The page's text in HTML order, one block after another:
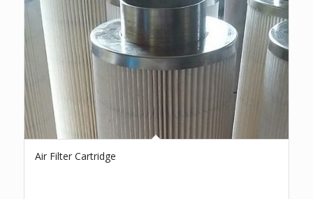
Air Filter Cartridge